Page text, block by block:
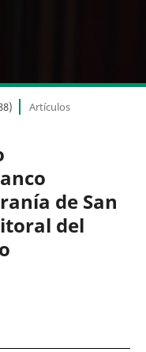
Artículos
de San
del